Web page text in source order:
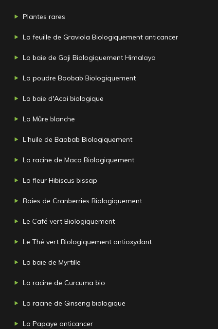
Plantes rares
La feuille de Graviola Biologiquement anticancer
La baie de Goji Biologiquement Himalaya
La poudre Baobab Biologiquement
La baie d'Acai biologique
La Mûre blanche
L'huile de Baobab Biologiquement
La racine de Maca Biologiquement
La fleur Hibiscus bissap
Baies de Cranberries Biologiquement
Le Café vert Biologiquement
Le Thé vert Biologiquement antioxydant
La baie de Myrtille
La racine de Curcuma bio
La racine de Ginseng biologique
La Papaye anticancer